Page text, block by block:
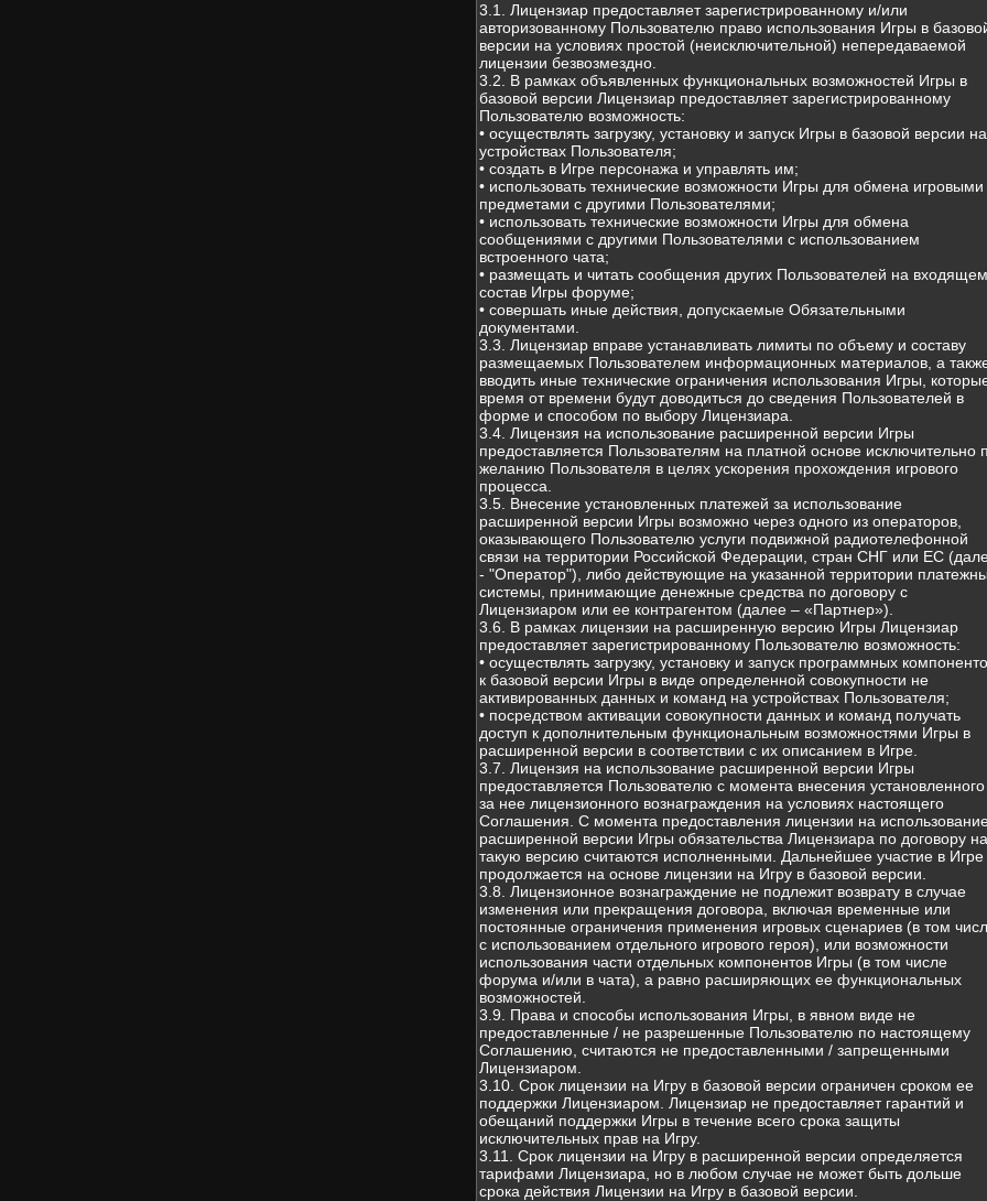
3.1. Лицензиар предоставляет зарегистрированному и/или
авторизованному Пользователю право использования Игры в
версии на условиях простой (неисключительной) непередаваемой
лицензии безвозмездно.
3.2. В рамках объявленных функциональных возможностей Игры в
базовой версии Лицензиар предоставляет зарегистрированному
Пользователю возможность:
• осуществлять загрузку, установку и запуск Игры в базовой версии на
устройствах Пользователя;
• создать в Игре персонажа и управлять им;
• использовать технические возможности Игры для обмена игровыми
предметами с другими Пользователями;
• использовать технические возможности Игры для обмена
сообщениями с другими Пользователями с использованием
встроенного чата;
• размещать и читать сообщения других Пользователей на
состав Игры форуме;
• совершать иные действия, допускаемые Обязательными
документами.
3.3. Лицензиар вправе устанавливать лимиты по объему и составу
размещаемых Пользователем информационных материалов, а
вводить иные технические ограничения использования Игры,
время от времени будут доводиться до сведения Пользователей в
форме и способом по выбору Лицензиара.
3.4. Лицензия на использование расширенной версии Игры
предоставляется Пользователям на платной основе исключительно
желанию Пользователя в целях ускорения прохождения игрового
процесса.
3.5. Внесение установленных платежей за использование
расширенной версии Игры возможно через одного из операторов,
оказывающего Пользователю услуги подвижной радиотелефонной
связи на территории Российской Федерации, стран СНГ или ЕС
- "Оператор"), либо действующие на указанной территории
системы, принимающие денежные средства по договору с
Лицензиаром или ее контрагентом (далее – «Партнер»).
3.6. В рамках лицензии на расширенную версию Игры Лицензиар
предоставляет зарегистрированному Пользователю возможность:
• осуществлять загрузку, установку и запуск программных
к базовой версии Игры в виде определенной совокупности не
активированных данных и команд на устройствах Пользователя;
• посредством активации совокупности данных и команд получать
доступ к дополнительным функциональным возможностями Игры в
расширенной версии в соответствии с их описанием в Игре.
3.7. Лицензия на использование расширенной версии Игры
предоставляется Пользователю с момента внесения установленного
за нее лицензионного вознаграждения на условиях настоящего
Соглашения. С момента предоставления лицензии на
расширенной версии Игры обязательства Лицензиара по договору на
такую версию считаются исполненными. Дальнейшее участие в Игре
продолжается на основе лицензии на Игру в базовой версии.
3.8. Лицензионное вознаграждение не подлежит возврату в случае
изменения или прекращения договора, включая временные или
постоянные ограничения применения игровых сценариев (в том
с использованием отдельного игрового героя), или возможности
использования части отдельных компонентов Игры (в том числе
форума и/или в чата), а равно расширяющих ее функциональных
возможностей.
3.9. Права и способы использования Игры, в явном виде не
предоставленные / не разрешенные Пользователю по настоящему
Соглашению, считаются не предоставленными / запрещенными
Лицензиаром.
3.10. Срок лицензии на Игру в базовой версии ограничен сроком ее
поддержки Лицензиаром. Лицензиар не предоставляет гарантий и
обещаний поддержки Игры в течение всего срока защиты
исключительных прав на Игру.
3.11. Срок лицензии на Игру в расширенной версии определяется
тарифами Лицензиара, но в любом случае не может быть дольше
срока действия Лицензии на Игру в базовой версии.